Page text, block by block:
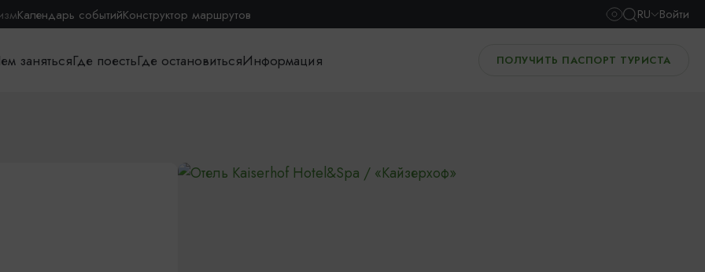
Календарь событийКонструктор маршрутов RU Войти
занятьсяГде поестьГде остановитьсяИнформация ПОЛУЧИТЬ ПАСПОРТ ТУРИСТА